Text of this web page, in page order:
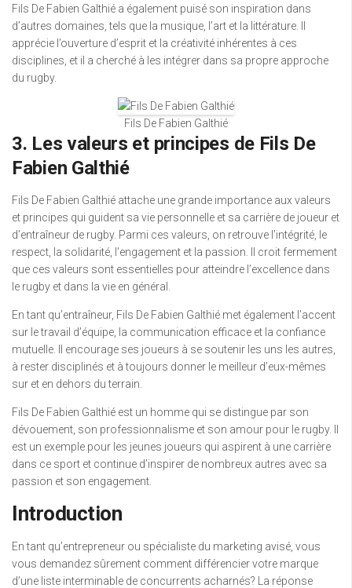
Fils De Fabien Galthié a également puisé son inspiration dans
d’autres domaines, tels que la musique, l’art et la littérature. Il
apprécie l’ouverture d’esprit et la créativité inhérentes à ces
disciplines, et il a cherché à les intégrer dans sa propre approche
du rugby.
Fils De Fabien Galthié
3. Les valeurs et principes de Fils De
Fabien Galthié
Fils De Fabien Galthié attache une grande importance aux valeurs
et principes qui guident sa vie personnelle et sa carrière de joueur et
d’entraîneur de rugby. Parmi ces valeurs, on retrouve l’intégrité, le
respect, la solidarité, l’engagement et la passion. Il croit fermement
que ces valeurs sont essentielles pour atteindre l’excellence dans
le rugby et dans la vie en général.
En tant qu’entraîneur, Fils De Fabien Galthié met également l’accent
sur le travail d’équipe, la communication efficace et la confiance
mutuelle. Il encourage ses joueurs à se soutenir les uns les autres,
à rester disciplinés et à toujours donner le meilleur d’eux-mêmes
sur et en dehors du terrain.
Fils De Fabien Galthié est un homme qui se distingue par son
dévouement, son professionnalisme et son amour pour le rugby. Il
est un exemple pour les jeunes joueurs qui aspirent à une carrière
dans ce sport et continue d’inspirer de nombreux autres avec sa
passion et son engagement.
Introduction
En tant qu’entrepreneur ou spécialiste du marketing avisé, vous
vous demandez sûrement comment différencier votre marque
d’une liste interminable de concurrents acharnés? La réponse